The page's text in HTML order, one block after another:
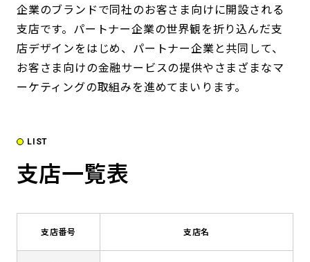
企業のブランドで同社のお客さま向けに開設される
支店です。パートナー企業の世界観を折り込んだ支
店デザインをはじめ、パートナー企業と共同して、
お客さま向けの金融サービスの提供やさまざまなマ
ーケティングの取組みを進めてまいります。
LIST
支店一覧表
支店番号 支店名